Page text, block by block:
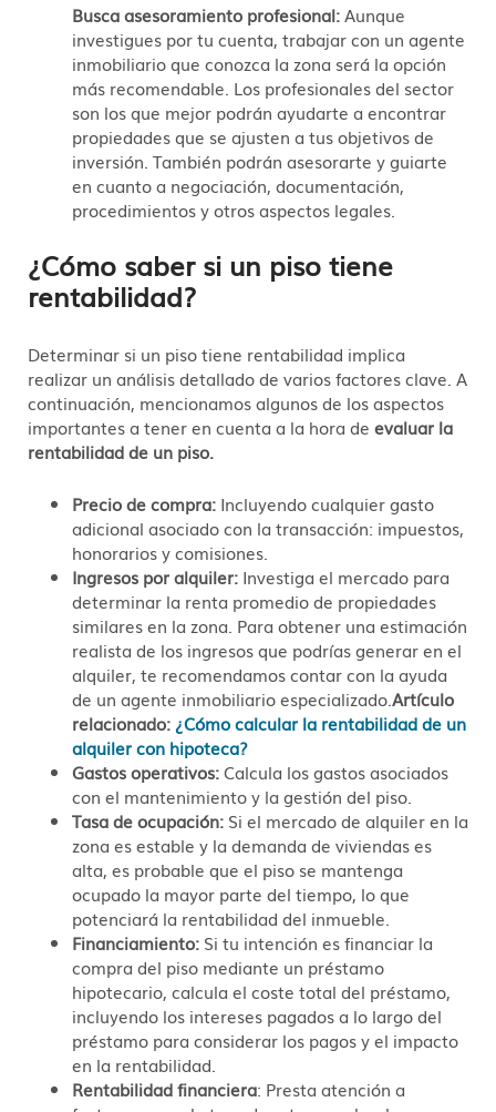
Busca asesoramiento profesional:Aunque
investigues por tu cuenta, trabajar con un agente
inmobiliario que conozca la zona será la opción
más recomendable. Los profesionales del sector
son los que mejor podrán ayudarte a encontrar
propiedades que se ajusten a tus objetivos de
inversión. También podrán asesorarte y guiarte
en cuanto a negociación, documentación,
procedimientos y otros aspectos legales.
¿Cómo saber si un piso tiene
rentabilidad?
Determinar si un piso tiene rentabilidad implica
realizar un análisis detallado de varios factores clave. A
continuación, mencionamos algunos de los aspectos
importantes a tener en cuenta a la hora de evaluar la
rentabilidad de un piso.
Precio de compra: Incluyendo cualquier gasto
adicional asociado con la transacción: impuestos,
honorarios y comisiones.
Ingresos por alquiler: Investiga el mercado para
determinar la renta promedio de propiedades
similares en la zona. Para obtener una estimación
realista de los ingresos que podrías generar en el
alquiler, te recomendamos contar con la ayuda
de un agente inmobiliario especializado.Artículo
relacionado: ¿Cómo calcular la rentabilidad de un
alquiler con hipoteca?
Gastos operativos:Calcula los gastos asociados
con el mantenimiento y la gestión del piso.
Tasa de ocupación: Si el mercado de alquiler en la
zona es estable y la demanda de viviendas es
alta, es probable que el piso se mantenga
ocupado la mayor parte del tiempo, lo que
potenciará la rentabilidad del inmueble.
Financiamiento: Si tu intención es financiar la
compra del piso mediante un préstamo
hipotecario, calcula el coste total del préstamo,
incluyendo los intereses pagados a lo largo del
préstamo para considerar los pagos y el impacto
en la rentabilidad.
Rentabilidad financiera: Presta atención a